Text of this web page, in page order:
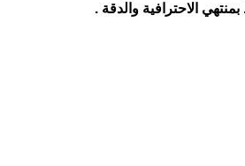
الاحترافية والدقة .